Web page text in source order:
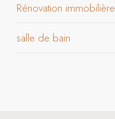
Rénovation immobilière
salle de bain